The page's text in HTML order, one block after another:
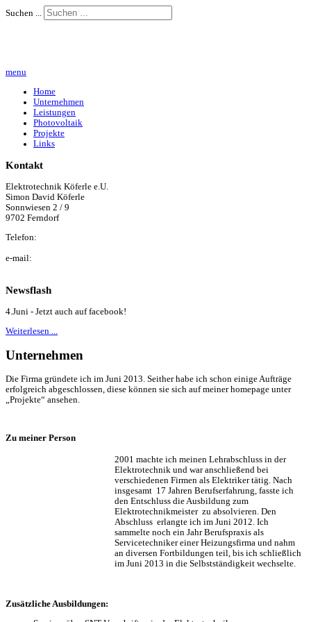
Suchen ...
menu
Home
Unternehmen
Leistungen
Photovoltaik
Projekte
Links
Kontakt
Elektrotechnik Köferle e.U.
Simon David Köferle
Sonnwiesen 2 / 9
9702 Ferndorf
Telefon:
e-mail:
Newsflash
4.Juni - Jetzt auch auf facebook!
Weiterlesen ...
Unternehmen
Die Firma gründete ich im Juni 2013. Seither habe ich schon einige Aufträge
erfolgreich abgeschlossen, diese können sie sich auf meiner homepage unter
„Projekte“ ansehen.
Zu meiner Person
2001 machte ich meinen Lehrabschluss in der
Elektrotechnik und war anschließend bei
verschiedenen Firmen als Elektriker tätig. Nach
insgesamt 17 Jahren Berufserfahrung, fasste ich
den Entschluss die Ausbildung zum
Elektrotechnikmeister zu absolvieren. Den
Abschluss erlangte ich im Juni 2012. Ich
sammelte noch ein Jahr Berufspraxis als
Servicetechniker einer Heizungsfirma und nahm
an diversen Fortbildungen teil, bis ich schließlich
im Juni 2013 in die Selbstständigkeit wechselte.
Zusätzliche Ausbildungen: